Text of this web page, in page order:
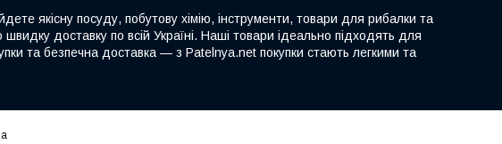
якісну посуду, побутову хімію, інструменти, товари для рибалки та
доставку по всій Україні. Наші товари ідеально підходять для
та безпечна доставка — з Patelnya.net покупки стають легкими та